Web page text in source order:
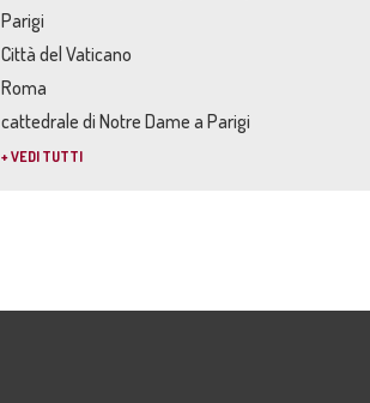
Parigi
Città del Vaticano
Roma
cattedrale di Notre Dame a Parigi
+ VEDI TUTTI